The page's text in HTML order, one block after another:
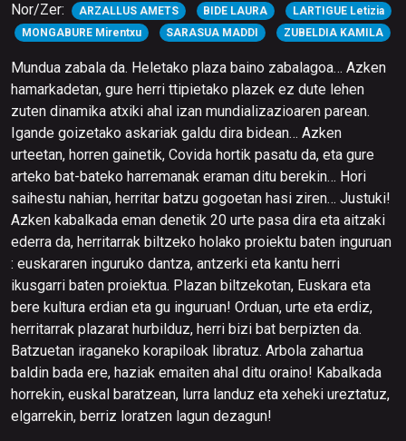
Nor/Zer: ARZALLUS AMETS BIDE LAURA
LARTIGUE Letizia
MONGABURE Mirentxu
SARASUA MADDI ZUBELDIA KAMILA
Mundua zabala da. Heletako plaza baino zabalagoa… Azken
hamarkadetan, gure herri ttipietako plazek ez dute lehen
zuten dinamika atxiki ahal izan mundializazioaren parean.
Igande goizetako askariak galdu dira bidean… Azken
urteetan, horren gainetik, Covida hortik pasatu da, eta gure
arteko bat-bateko harremanak eraman ditu berekin… Hori
saihestu nahian, herritar batzu gogoetan hasi ziren… Justuki!
Azken kabalkada eman denetik 20 urte pasa dira eta aitzaki
ederra da, herritarrak biltzeko holako proiektu baten inguruan
: euskararen inguruko dantza, antzerki eta kantu herri
ikusgarri baten proiektua. Plazan biltzekotan, Euskara eta
bere kultura erdian eta gu inguruan! Orduan, urte eta erdiz,
herritarrak plazarat hurbilduz, herri bizi bat berpizten da.
Batzuetan iraganeko korapiloak libratuz. Arbola zahartua
baldin bada ere, haziak emaiten ahal ditu oraino! Kabalkada
horrekin, euskal baratzean, lurra landuz eta xeheki ureztatuz,
elgarrekin, berriz loratzen lagun dezagun!